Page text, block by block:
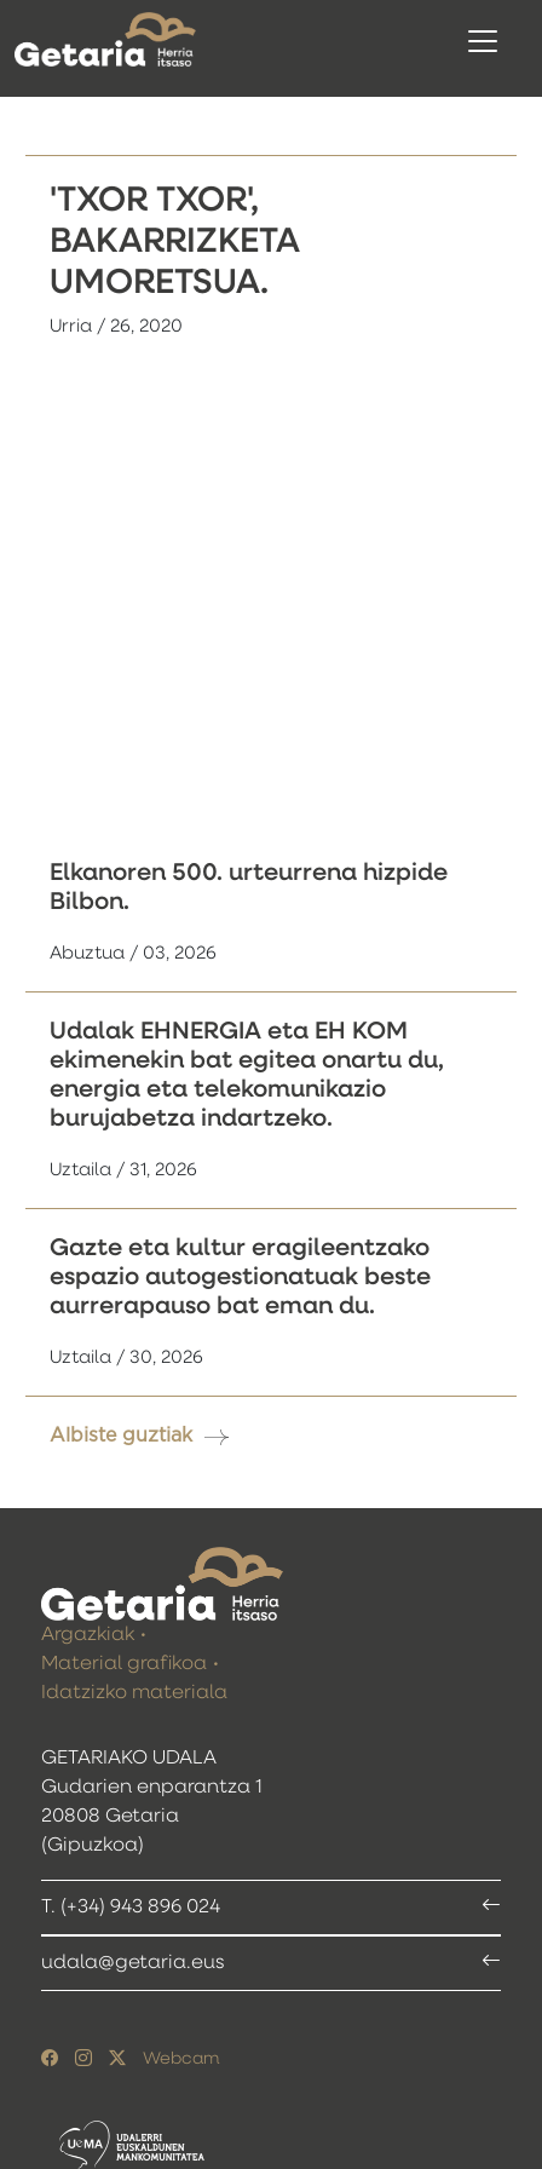
'TXOR TXOR',
BAKARRIZKETA
UMORETSUA.
Urria / 26, 2020
Elkanoren 500. urteurrena hizpide
Bilbon.
Abuztua / 03, 2026
Udalak EHNERGIA eta EH KOM
ekimenekin bat egitea onartu du,
energia eta telekomunikazio
burujabetza indartzeko.
Uztaila / 31, 2026
Gazte eta kultur eragileentzako
espazio autogestionatuak beste
aurrerapauso bat eman du.
Uztaila / 30, 2026
Albiste guztiak
GETARIAKO UDALA
Gudarien enparantza 1
20808 Getaria
(Gipuzkoa)
T. (+34) 943 896 024
udala@getaria.eus
Argazkiak
Material grafikoa
Idatzizko materiala
Webcam